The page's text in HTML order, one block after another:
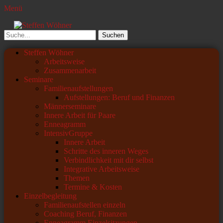
Menü
Steffen Wöhner
Lehrer und Seminarleiter
Suchen
nach:
Primäres
Zum
Steffen Wöhner
Arbeitsweise
Zusammenarbeit
Seminare
Familienaufstellungen
Aufstellungen: Beruf und Finanzen
Männerseminare
Innere Arbeit für Paare
Enneagramm
IntensivGruppe
Innere Arbeit
Schritte des inneren Weges
Verbindlichkeit mit dir selbst
Integrative Arbeitsweise
Themen
Termine & Kosten
Einzelbegleitung
Familienaufstellen einzeln
Coaching Beruf, Finanzen